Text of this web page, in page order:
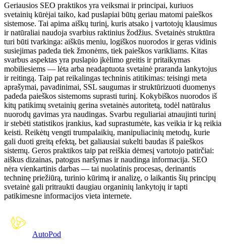
Geriausios SEO praktikos yra veiksmai ir principai, kuriuos
svetainių kūrėjai taiko, kad puslapiai būtų geriau matomi paieškos
sistemose. Tai apima aiškų turinį, kuris atsako į vartotojų klausimus
ir natūraliai naudoja svarbius raktinius žodžius. Svetainės struktūra
turi būti tvarkinga: aiškūs meniu, logiškos nuorodos ir geras vidinis
susiejimas padeda tiek žmonėms, tiek paieškos varikliams. Kitas
svarbus aspektas yra puslapio įkėlimo greitis ir pritaikymas
mobiliesiems — lėta arba neadaptuota svetainė praranda lankytojus
ir reitingą. Taip pat reikalingas techninis atitikimas: teisingi meta
aprašymai, pavadinimai, SSL saugumas ir struktūrizuoti duomenys
padeda paieškos sistemoms suprasti turinį. Kokybiškos nuorodos iš
kitų patikimų svetainių gerina svetainės autoritetą, todėl natūralus
nuorodų gavimas yra naudingas. Svarbu reguliariai atnaujinti turinį
ir stebėti statistikos įrankius, kad suprastumėte, kas veikia ir ką reikia
keisti. Reikėtų vengti trumpalaikių, manipuliacinių metodų, kurie
gali duoti greitą efektą, bet galiausiai sukelti baudas iš paieškos
sistemų. Geros praktikos taip pat reiškia dėmesį vartotojo patirčiai:
aiškus dizainas, patogus naršymas ir naudinga informacija. SEO
nėra vienkartinis darbas — tai nuolatinis procesas, derinantis
techninę priežiūrą, turinio kūrimą ir analizę, o laikantis šių principų
svetainė gali pritraukti daugiau organinių lankytojų ir tapti
patikimesne informacijos vieta internete.
AutoPod